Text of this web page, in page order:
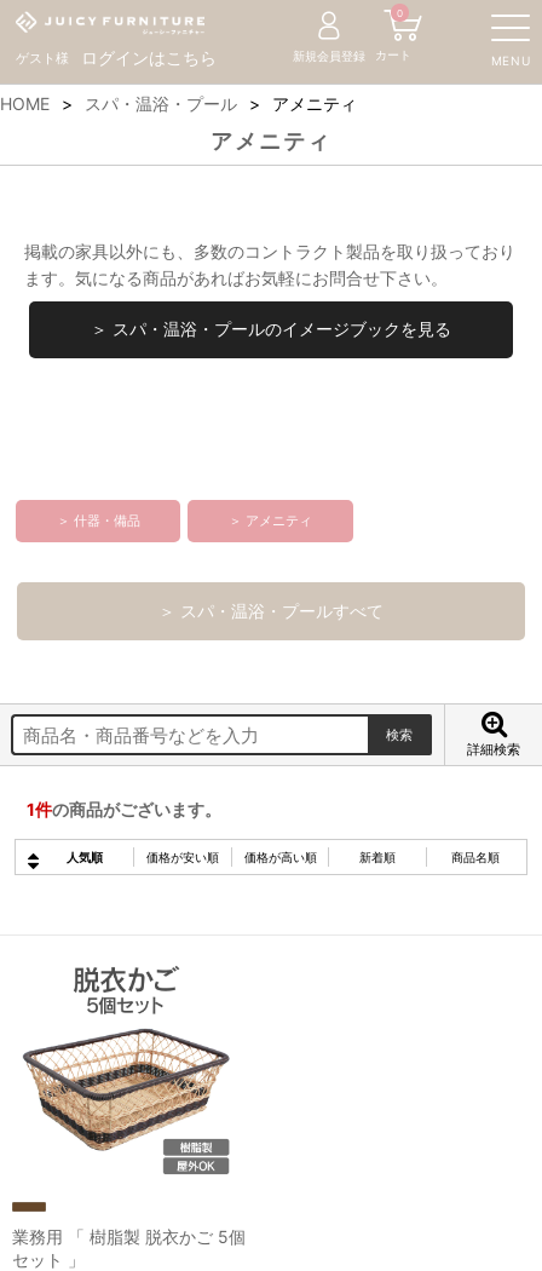
ゲスト様 ログインはこちら MENU
新規会員登録 カート
0
HOME スパ・温浴・プール アメニティ
アメニティ
掲載の家具以外にも、多数のコントラクト製品を取り扱っており
ます。気になる商品があればお気軽にお問合せ下さい。
＞ スパ・温浴・プールのイメージブックを見る
＞ 什器・備品 ＞ アメニティ
＞ スパ・温浴・プールすべて
詳細検索
1件の商品がございます。
人気順 価格が安い順 価格が高い順 新着順 商品名順
業務用 「 樹脂製 脱衣かご 5個
セット 」